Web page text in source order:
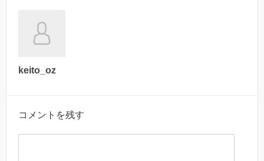
keito_oz
コメントを残す